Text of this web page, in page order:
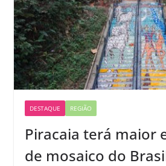
DESTAQUE REGIÃO
Piracaia terá maior
de mosaico do